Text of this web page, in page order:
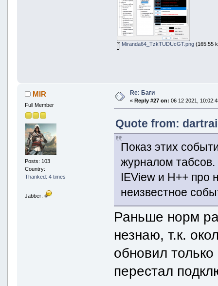
Miranda64_TzkTUDUcGT.png(165.55
MIR
Full Member
Posts: 103
Country:
Thanked: 4 times
Jabber:
Re: Баги
« Reply #27 on: 06 12 2021,
Quote from:
Показ этих
журналом табсов.
IEView и H++ про
неизвестное
Раньше норм
незнаю, т.к.
обновил
перестал